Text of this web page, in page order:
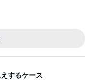
するケース